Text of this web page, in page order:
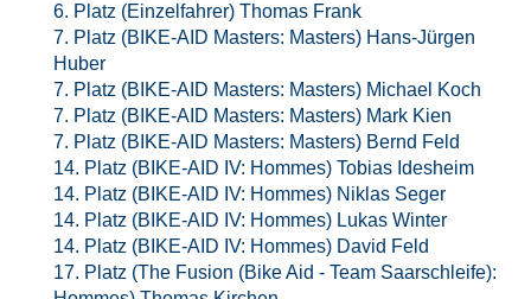
6. Platz (Einzelfahrer) Thomas Frank
7. Platz (BIKE-AID Masters: Masters) Hans-Jürgen
Huber
7. Platz (BIKE-AID Masters: Masters) Michael Koch
7. Platz (BIKE-AID Masters: Masters) Mark Kien
7. Platz (BIKE-AID Masters: Masters) Bernd Feld
14. Platz (BIKE-AID IV: Hommes) Tobias Idesheim
14. Platz (BIKE-AID IV: Hommes) Niklas Seger
14. Platz (BIKE-AID IV: Hommes) Lukas Winter
14. Platz (BIKE-AID IV: Hommes) David Feld
17. Platz (The Fusion (Bike Aid - Team Saarschleife):